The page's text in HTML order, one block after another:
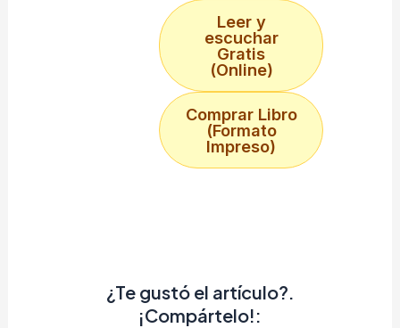
Leer y
escuchar
Gratis
(Online)
Comprar Libro
(Formato
Impreso)
¿Te gustó el artículo?.
¡Compártelo!: